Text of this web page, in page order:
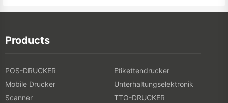
Products
POS-DRUCKER
Etikettendrucker
Mobile Drucker
Unterhaltungselektronik
Scanner
TTO-DRUCKER